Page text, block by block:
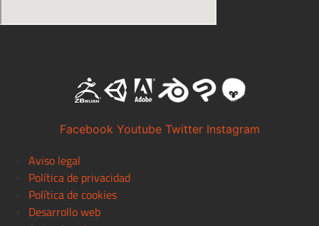
Facebook Youtube Twitter Instagram
Aviso legal
Política de privacidad
Política de cookies
Desarrollo web